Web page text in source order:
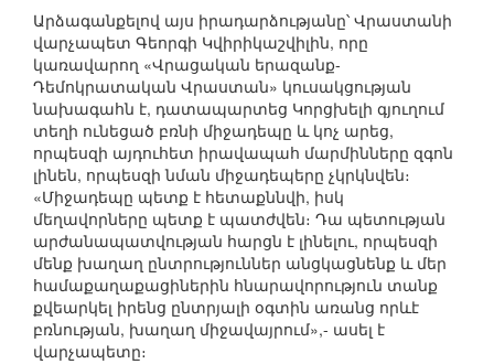
Արձագանքելով այս իրադարձությանը՝ Վրաստանի
վարչապետ Գեորգի Կվիրիկաշվիլին, որը
կառավարող «Վրացական երազանք-
Դեմոկրատական Վրաստան» կուսակցության
նախագահն է, դատապարտեց Կորցխելի գյուղում
տեղի ունեցած բռնի միջադեպը և կոչ արեց,
որպեսզի այդուհետ իրավապահ մարմինները զգոն
լինեն, որպեսզի նման միջադեպերը չկրկնվեն։
«Միջադեպը պետք է հետաքննվի, իսկ
մեղավորները պետք է պատժվեն։ Դա պետության
արժանապատվության հարցն է լինելու, որպեսզի
մենք խաղաղ ընտրություններ անցկացնենք և մեր
համաքաղաքացիներին հնարավորություն տանք
քվեարկել իրենց ընտրյալի օգտին առանց որևէ
բռնության, խաղաղ միջավայրում»,- ասել է
վարչապետը։